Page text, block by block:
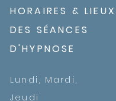
HORAIRES & LIEUX
DES SÉANCES
D'HYPNOSE
​Lundi, Mardi,
Jeudi